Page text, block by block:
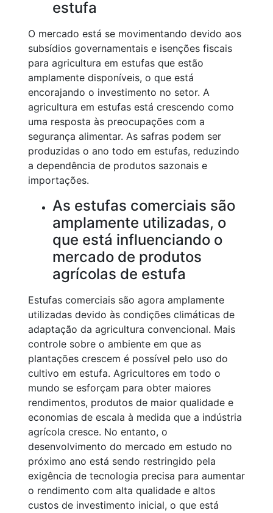
estufa
O mercado está se movimentando devido aos
subsídios governamentais e isenções fiscais
para agricultura em estufas que estão
amplamente disponíveis, o que está
encorajando o investimento no setor. A
agricultura em estufas está crescendo como
uma resposta às preocupações com a
segurança alimentar. As safras podem ser
produzidas o ano todo em estufas, reduzindo
a dependência de produtos sazonais e
importações.
As estufas comerciais são
amplamente utilizadas, o
que está influenciando o
mercado de produtos
agrícolas de estufa
Estufas comerciais são agora amplamente
utilizadas devido às condições climáticas de
adaptação da agricultura convencional. Mais
controle sobre o ambiente em que as
plantações crescem é possível pelo uso do
cultivo em estufa. Agricultores em todo o
mundo se esforçam para obter maiores
rendimentos, produtos de maior qualidade e
economias de escala à medida que a indústria
agrícola cresce. No entanto, o
desenvolvimento do mercado em estudo no
próximo ano está sendo restringido pela
exigência de tecnologia precisa para aumentar
o rendimento com alta qualidade e altos
custos de investimento inicial, o que está